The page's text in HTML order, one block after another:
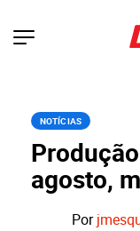
NOTÍCIAS
agosto,
Por